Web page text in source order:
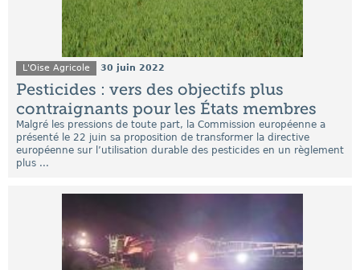
L'Oise Agricole 30 juin 2022
Pesticides : vers des objectifs plus
contraignants pour les États membres
Malgré les pressions de toute part, la Commission européenne a
présenté le 22 juin sa proposition de transformer la directive
européenne sur l’utilisation durable des pesticides en un règlement
plus ...